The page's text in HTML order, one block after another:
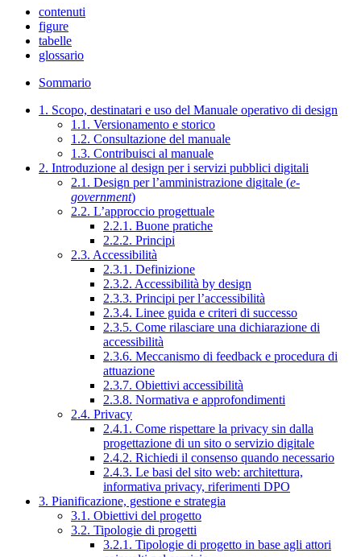
contenuti
figure
tabelle
glossario
Sommario
1. Scopo, destinatari e uso del Manuale operativo di design
1.1. Versionamento e storico
1.2. Consultazione del manuale
1.3. Contribuisci al manuale
2. Introduzione al design per i servizi pubblici digitali
2.1. Design per l’amministrazione digitale (e-
government)
2.2. L’approccio progettuale
2.2.1. Buone pratiche
2.2.2. Principi
2.3. Accessibilità
2.3.1. Definizione
2.3.2. Accessibilità by design
2.3.3. Principi per l’accessibilità
2.3.4. Linee guida e criteri di successo
2.3.5. Come rilasciare una dichiarazione di
accessibilità
2.3.6. Meccanismo di feedback e procedura di
attuazione
2.3.7. Obiettivi accessibilità
2.3.8. Normativa e approfondimenti
2.4. Privacy
2.4.1. Come rispettare la privacy sin dalla
progettazione di un sito o servizio digitale
2.4.2. Richiedi il consenso quando necessario
2.4.3. Le basi del sito web: architettura,
informativa privacy, riferimenti DPO
3. Pianificazione, gestione e strategia
3.1. Obiettivi del progetto
3.2. Tipologie di progetti
3.2.1. Tipologie di progetto in base agli attori